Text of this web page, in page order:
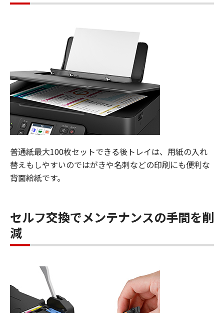
普通紙最大100枚セットできる後トレイは、用紙の入れ
替えもしやすいのではがきや名刺などの印刷にも便利な
背面給紙です。
セルフ交換でメンテナンスの手間を削
減